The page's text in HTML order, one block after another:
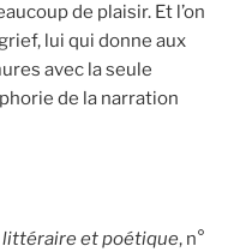
de plaisir. Et l’on
lui qui donne aux
avec la seule
de la narration
littéraire et poétique, n°